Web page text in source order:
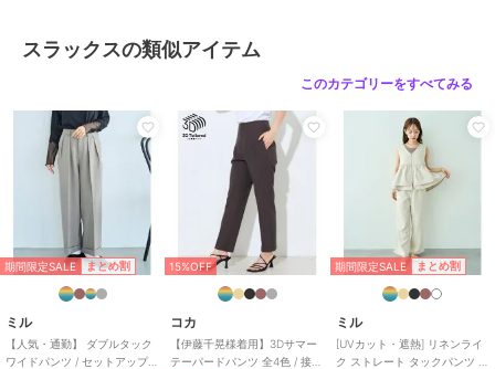
低身長でもオシャレを楽しみたい。そんな気持ちから生まれた 小柄
さん向けレディースブランド。
トレンドや上品な可愛らしさを訴えた、長く愛用できるカジュアルベ
小柄さんだからこそ着こなせる美シルエット。
ぴったり丈の感動をお届けします。
期間限定セール開催中
ブランド ミル
ショップ
パンツ
性別タイプ
レディース
スラックスの類似アイテム
このカテゴリーをすべてみる
期間限定SALE まとめ割
ミル
【人気・通勤】 ダブルタック
ワイドパンツ / セットアップ対
15%OFF
コカ
【伊藤千晃様着用】3Dサマー
テーパードパンツ 全4色 / 接触
期間限定SALE まとめ割
ミル
[UVカット・遮熱] リネンライ
ク ストレート タックパンツ /